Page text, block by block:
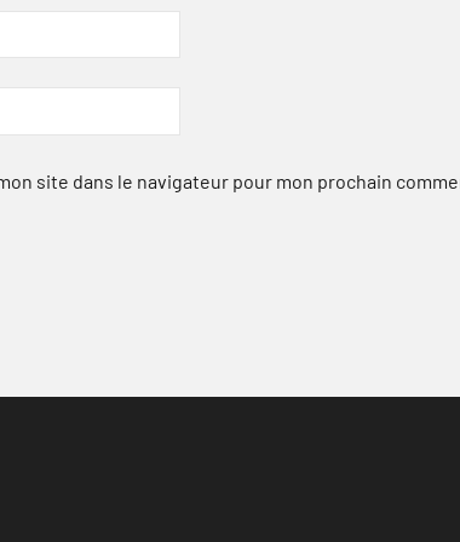
site dans le navigateur pour mon prochain